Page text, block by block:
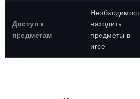
Доступ к
предметам
находить
предметы в
игре